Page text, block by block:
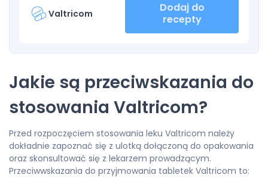
Valtricom
Dodaj do
recepty
Jakie są przeciwskazania do
stosowania Valtricom?
Przed rozpoczęciem stosowania leku Valtricom należy
dokładnie zapoznać się z ulotką dołączoną do opakowania
oraz skonsultować się z lekarzem prowadzącym.
Przeciwwskazania do przyjmowania tabletek Valtricom to: